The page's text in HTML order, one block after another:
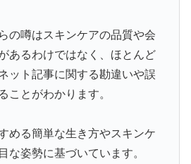
の噂はスキンケアの品質や会
あるわけではなく、ほとんど
ット記事に関する勘違いや誤
ことがわかります。
める簡単な生き方やスキンケ
な姿勢に基づいています。